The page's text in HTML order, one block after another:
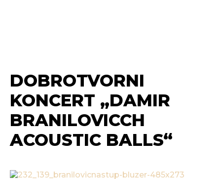
DOBROTVORNI
KONCERT „DAMIR
BRANILOVICCH
ACOUSTIC BALLS“